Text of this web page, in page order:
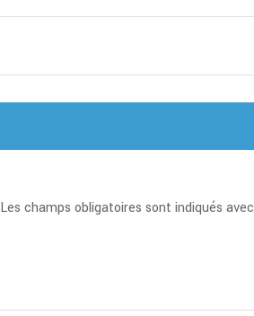
Les champs obligatoires sont indiqués avec